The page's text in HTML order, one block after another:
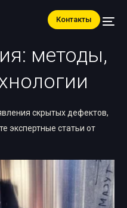
Контакты
методы,
скрытых дефектов,
экспертные статьи от